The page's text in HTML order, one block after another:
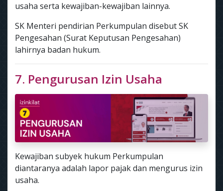
usaha serta kewajiban-kewajiban lainnya.
SK Menteri pendirian Perkumpulan disebut SK
Pengesahan (Surat Keputusan Pengesahan)
lahirnya badan hukum.
7. Pengurusan Izin Usaha
Kewajiban subyek hukum Perkumpulan
diantaranya adalah lapor pajak dan mengurus izin
usaha.